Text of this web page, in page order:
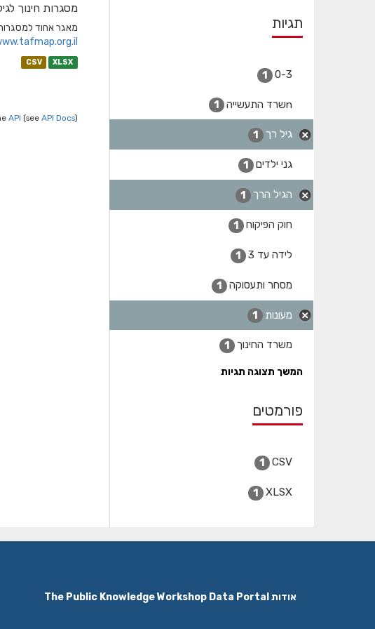
תגיות
0-3
1
nשרד התעשייה 1
גיל רך 1
גני ילדים 1
הגיל הרך 1
חוק הפיקוח 1
לידה עד 3 1
מסחר ותעסוקה 1
מעונות 1
משרד החינוך 1
המשך תצוגה תגיות
פורמטים
CSV
1
XLSX
1
מסגרות חינוך
מאגר אחוד למסגרות חינוך לגיל הרך (לידה - 3) שהוקם ע"י
CSV XLSX
API (see API Docs).
אודות The Public Knowledge Workshop Data Portal